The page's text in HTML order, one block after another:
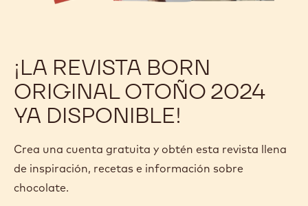
¡LA REVISTA BORN
ORIGINAL OTOÑO 2024
YA DISPONIBLE!
Crea una cuenta gratuita y obtén esta revista llena
de inspiración, recetas e información sobre
chocolate.